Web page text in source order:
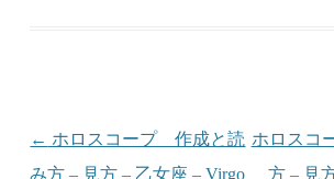
投稿ナビゲーション
← ホロスコープ 作成と読
み方 – 見方 – 乙女座 – Virgo
ホロスコ
方 – 見